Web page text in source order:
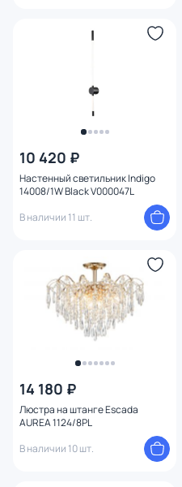
10 420 ₽
Настенный светильник Indigo
14008/1W Black V000047L
В наличии 11 шт.
14 180 ₽
Люстра на штанге Escada
AUREA 1124/8PL
В наличии 10 шт.